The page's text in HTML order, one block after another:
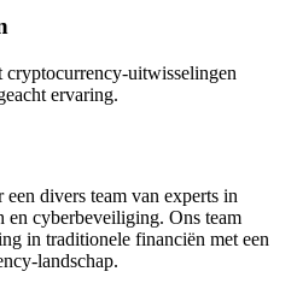
uitwisselingen
ervaring.
divers team van experts in
cyberbeveiliging. Ons team
in traditionele financiën met een
landschap.